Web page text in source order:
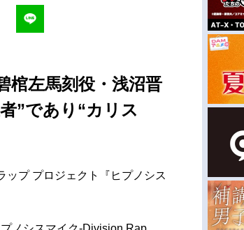
棺左馬刻役・浅沼晋
”であり“カリス
ップ プロジェクト『ヒプノシス